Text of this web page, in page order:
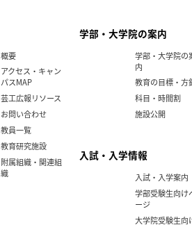
概要
アクセス・キャン
パスMAP
芸工広報リソース
お問い合わせ
教員一覧
教育研究施設
附属組織・関連組
織
学部・大学院の案内
学部・大学院の
内
教育の目標・方
科目・時間割
施設公開
入試・入学情報
入試・入学案内
学部受験生向け
ージ
大学院受験生向